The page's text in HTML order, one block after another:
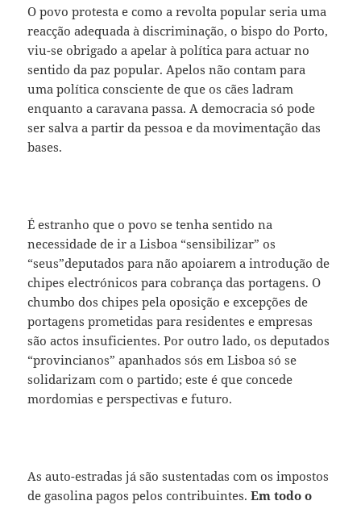
O povo protesta e como a revolta popular seria uma
reacção adequada à discriminação, o bispo do Porto,
viu-se obrigado a apelar à política para actuar no
sentido da paz popular. Apelos não contam para
uma política consciente de que os cães ladram
enquanto a caravana passa. A democracia só pode
ser salva a partir da pessoa e da movimentação das
bases.
É estranho que o povo se tenha sentido na
necessidade de ir a Lisboa “sensibilizar” os
“seus”deputados para não apoiarem a introdução de
chipes electrónicos para cobrança das portagens. O
chumbo dos chipes pela oposição e excepções de
portagens prometidas para residentes e empresas
são actos insuficientes. Por outro lado, os deputados
“provincianos” apanhados sós em Lisboa só se
solidarizam com o partido; este é que concede
mordomias e perspectivas e futuro.
As auto-estradas já são sustentadas com os impostos
de gasolina pagos pelos contribuintes.Em todo o